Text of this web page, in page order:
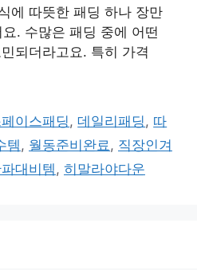
에 따뜻한 패딩 하나 장만
. 수많은 패딩 중에 어떤
되더라고요. 특히 가격
이스패딩,데일리패딩, 따
템, 월동준비완료, 직장인겨
대비템, 히말라야다운